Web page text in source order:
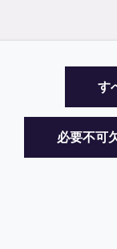
す
必要不可